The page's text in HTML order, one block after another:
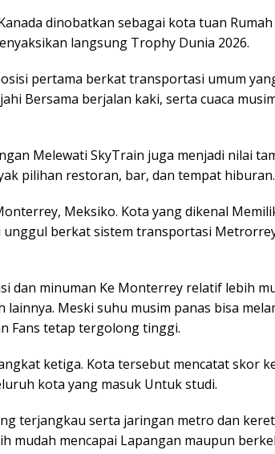
dinobatkan sebagai kota tuan
langsung Trophy Dunia 2026.
pertama berkat transportasi umum
Bersama berjalan kaki, serta cuaca
Melewati SkyTrain juga menjadi nilai
pilihan restoran, bar, dan tempat hiburan.
Meksiko. Kota yang dikenal
berkat sistem transportasi
dan minuman Ke Monterrey relatif lebih
lainnya. Meski suhu musim panas bisa
Fans tetap tergolong tinggi.
ketiga. Kota tersebut mencatat skor
kota yang masuk Untuk studi.
terjangkau serta jaringan metro dan
mudah mencapai Lapangan maupun